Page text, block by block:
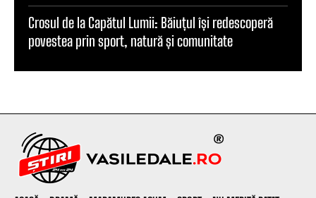
Crosul de la Capătul Lumii: Băiuțul își redescoperă
povestea prin sport, natură și comunitate